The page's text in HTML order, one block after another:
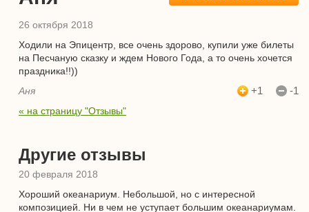
26 октября 2018
Ходили на Эпицентр, все очень здорово, купили уже билеты
на Песчаную сказку и ждем Нового Года, а то очень хочется
праздника!!))
Аня
+1 -1
« на страницу "Отзывы"
Другие отзывы
20 февраля 2018
Хороший океанариум. Небольшой, но с интересной
композицией. Ни в чем не уступает большим океанариумам.